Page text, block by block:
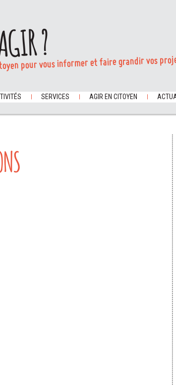
?
pour vous informer et faire grandir vos
SERVICES AGIR EN CITOYEN